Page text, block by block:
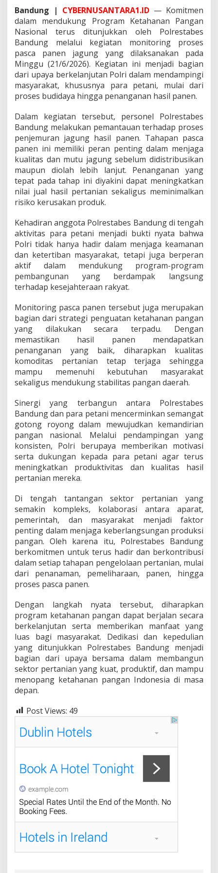
c
a
P
a
e
n
J
g
u
g
,
u
u
d
D
e
d
i
a
s
i
M
e
n
d
k
n
g
t
a
h
a
n
a
P
a
n
n
N
a
n
a
Bandung | CYBERNUSANTARA1.ID — Komitmen
dalam mendukung Program Ketahanan Pangan
Nasional terus ditunjukkan oleh Polrestabes
Bandung melalui kegiatan monitoring proses
pasca panen jagung yang dilaksanakan pada
Minggu (21/6/2026). Kegiatan ini menjadi bagian
dari upaya berkelanjutan Polri dalam mendampingi
masyarakat, khususnya para petani, mulai dari
proses budidaya hingga penanganan hasil panen.
Dalam kegiatan tersebut, personel Polrestabes
Bandung melakukan pemantauan terhadap proses
penjemuran jagung hasil panen. Tahapan pasca
panen ini memiliki peran penting dalam menjaga
kualitas dan mutu jagung sebelum didistribusikan
maupun diolah lebih lanjut. Penanganan yang
tepat pada tahap ini diyakini dapat meningkatkan
nilai jual hasil pertanian sekaligus meminimalkan
risiko kerusakan produk.
Kehadiran anggota Polrestabes Bandung di tengah
aktivitas para petani menjadi bukti nyata bahwa
Polri tidak hanya hadir dalam menjaga keamanan
dan ketertiban masyarakat, tetapi juga berperan
aktif dalam mendukung program-program
pembangunan yang berdampak langsung
terhadap kesejahteraan rakyat.
Monitoring pasca panen tersebut juga merupakan
bagian dari strategi penguatan ketahanan pangan
yang dilakukan secara terpadu. Dengan
memastikan hasil panen mendapatkan
penanganan yang baik, diharapkan kualitas
komoditas pertanian tetap terjaga sehingga
mampu memenuhi kebutuhan masyarakat
sekaligus mendukung stabilitas pangan daerah.
Sinergi yang terbangun antara Polrestabes
Bandung dan para petani mencerminkan semangat
gotong royong dalam mewujudkan kemandirian
pangan nasional. Melalui pendampingan yang
konsisten, Polri berupaya memberikan motivasi
serta dukungan kepada para petani agar terus
meningkatkan produktivitas dan kualitas hasil
pertanian mereka.
Di tengah tantangan sektor pertanian yang
semakin kompleks, kolaborasi antara aparat,
pemerintah, dan masyarakat menjadi faktor
penting dalam menjaga keberlangsungan produksi
pangan. Oleh karena itu, Polrestabes Bandung
berkomitmen untuk terus hadir dan berkontribusi
dalam setiap tahapan pengelolaan pertanian, mulai
dari penanaman, pemeliharaan, panen, hingga
proses pasca panen.
Dengan langkah nyata tersebut, diharapkan
program ketahanan pangan dapat berjalan secara
berkelanjutan serta memberikan manfaat yang
luas bagi masyarakat. Dedikasi dan kepedulian
yang ditunjukkan Polrestabes Bandung menjadi
bagian dari upaya bersama dalam membangun
sektor pertanian yang kuat, produktif, dan mampu
menopang ketahanan pangan Indonesia di masa
depan.
Post Views: 49